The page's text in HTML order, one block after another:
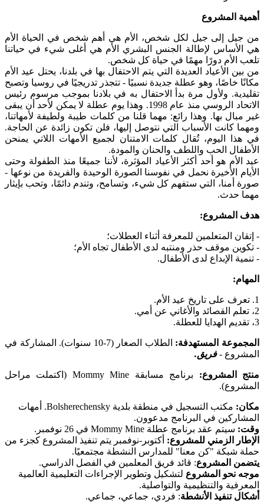
أهمية المشروع
من جيل إلى جيل لكل شخص، الأم هي أهم شخص في الحياة الأم
هي الأساس لإطالة الجنس البشري الأم هي أغلى شيء في حياتنا
تلعب الأم دورًا مهمًا في حياة كل شخص.
من بين الأعياد العديدة التي يتم الاحتفال بها في بلدنا، يحتل عيد الأم
مكانًا خاصًا، وهو عطلة جديدة نسبيًا - تتجذر تدريجيًا في روسيا وتصبح
تقليدية. ولأول مرة بدأ الاحتفال به في بلادنا بموجب مرسوم رئيس
الاتحاد الروسي منذ عام 1998. وهذا يوم عطلة لا يمكن لأحد أن يبقى
غير مبال بها. وهذا رائع: مهما قلنا من كلمات طيبة ولطيفة لأمهاتنا،
ومهما كانت الأسباب التي نتوصل إليها، فلن تكون زائدة عن الحاجة.
في هذا اليوم، تُقال كلمات الامتنان لجميع الأمهات اللاتي يمنحن
الأطفال الحب واللطف والحنان والمودة.
عيد الأم هو أحد أكثر الأعياد المؤثرة، لأننا جميعًا منذ الطفولة وحتى
الأيام الأخيرة نحمل في نفوسنا الصورة الوحيدة والفريدة من نوعها -
صورة أمنا، التي ستفهم كل شيء، وتسامح، وتندم دائمًا، وتحب بإيثار
مهما حدث.
هدف المشروع:
- إتقان المتعلمين للمعرفة أثناء العطلات؛
- تكوين موقف حذر ومنتبه لدى الأطفال تجاه الأم؛
- تنمية الإبداع لدى الأطفال.
المهام:
1. تعرف على تاريخ عيد الأم.
2، تعلم القصائد والأغاني عن أمي.
3، تقديم الهدايا للعطلة.
المجموعة المستهدفة:
الطلاب الصغار (7-10 سنوات). المشاركة في
المشروع -فريق.
منتج المشروع:
برنامج مسابقة Mommy Mine (اكتملت مراحل
المشروع).
مكان:
مكتب التسجيل في منطقة بلدية Bolsherechensky. أمهات
المشاركين في البرنامج مدعوون.
وقت: سيتم عقد برنامج عطلة Mommy Mine في 26 نوفمبر.
الإطار الزمني للمشروع: أكتوبر-نوفمبر يتم تنفيذ المشروع كجزء من
حملة شبكة "كن معنا" للمدارس النشطة مجتمعيًا.
يتضمن المشروع: قائد فريق المعلمين في الفصل الدراسي.
موجه نحو المشروع لتشكيل وتطوير الإجراءات التعليمية العالمية
المعرفية والتنظيمية والتواصلية.
أشكال تنفيذ الأنشطة: فردي، جماعي، جماعي.